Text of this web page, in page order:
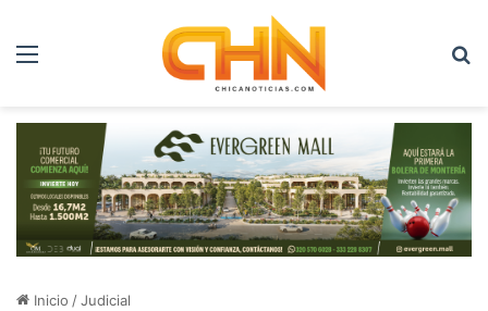
Menú
Inicio /Judicial